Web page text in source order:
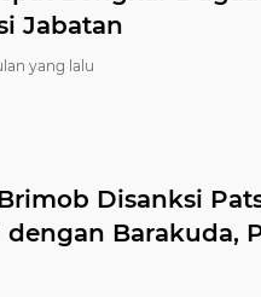
Jabatan
yang lalu
Disanksi
Barakuda,